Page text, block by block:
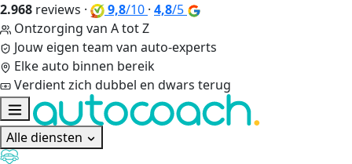
2.968 reviews · 9,8/10 · 4,8/5
Ontzorging van A tot Z
Jouw eigen team van auto-experts
Elke auto binnen bereik
Verdient zich dubbel en dwars terug
Alle diensten